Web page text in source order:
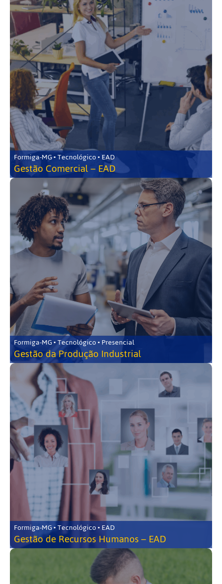
Formiga-MG • Tecnológico • EAD
Gestão Comercial – EAD
Formiga-MG • Tecnológico • Presencial
Gestão da Produção Industrial
Formiga-MG • Tecnológico • EAD
Gestão de Recursos Humanos – EAD